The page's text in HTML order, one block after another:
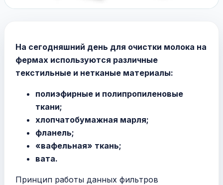
На сегодняшний день для очистки молока на
фермах используются различные
текстильные и нетканые материалы:
полиэфирные и полипропиленовые
ткани;
хлопчатобумажная марля;
фланель;
«вафельная» ткань;
вата.
Принцип работы данных фильтров